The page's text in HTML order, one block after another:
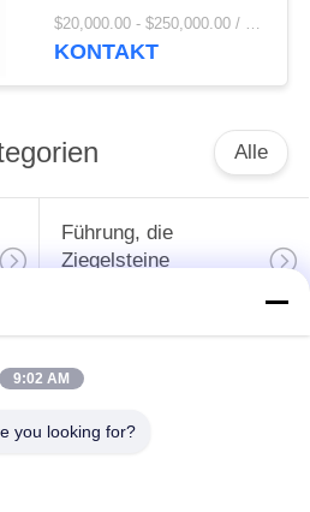
die Führung abschirmt
für Strahlung abschirmt
$20,000.00 - $250,000.00 / Piece MOQ:1 Piece / Pieces
KONTAKT
Alle
Führung, die
Ziegelsteine
Strahlenschutz-Tür
9:02 AM
you looking for?